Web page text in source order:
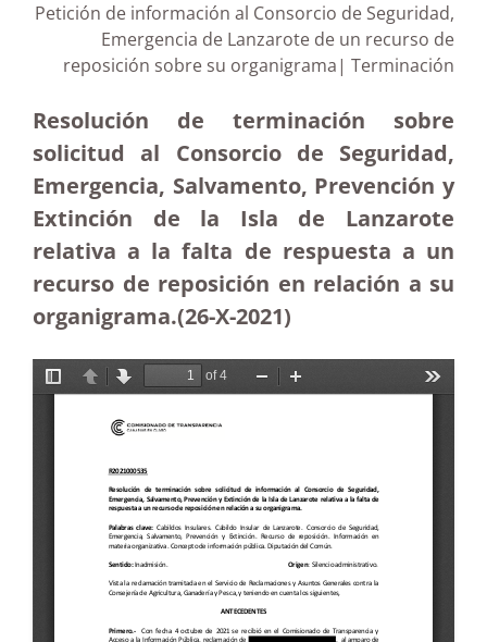
Petición de información al Consorcio de Seguridad,
Emergencia de Lanzarote de un recurso de
reposición sobre su organigrama| Terminación
Resolución de terminación sobre
solicitud al Consorcio de Seguridad,
Emergencia, Salvamento, Prevención y
Extinción de la Isla de Lanzarote
relativa a la falta de respuesta a un
recurso de reposición en relación a su
organigrama.(26-X-2021)